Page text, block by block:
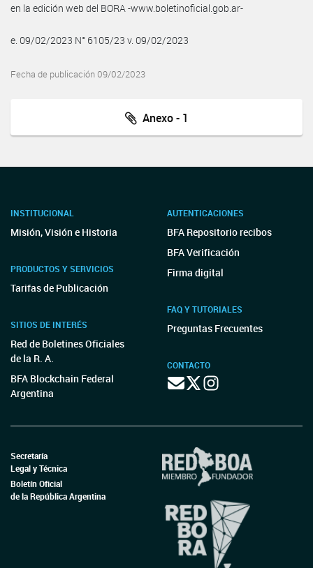
en la edición web del BORA -www.boletinoficial.gob.ar-
e. 09/02/2023 N° 6105/23 v. 09/02/2023
Fecha de publicación 09/02/2023
Anexo - 1
INSTITUCIONAL
Misión, Visión e Historia
PRODUCTOS Y SERVICIOS
Tarifas de Publicación
SITIOS DE INTERÉS
Red de Boletines Oficiales
de la R. A.
BFA Blockchain Federal
Argentina
AUTENTICACIONES
BFA Repositorio recibos
BFA Verificación
Firma digital
FAQ Y TUTORIALES
Preguntas Frecuentes
CONTACTO
Secretaría
Legal y Técnica
Boletín Oficial
de la República Argentina